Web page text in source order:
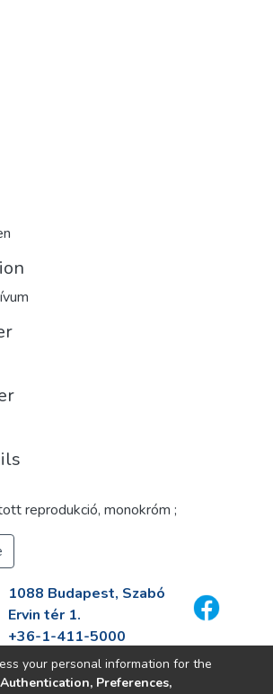
reprodukció, monokróm ;
1088 Budapest, Szabó
Ervin tér 1.
+36-1-411-5000
info@fszek.hu
https://fszek.hu
your personal information for the
Authentication, Preferences,